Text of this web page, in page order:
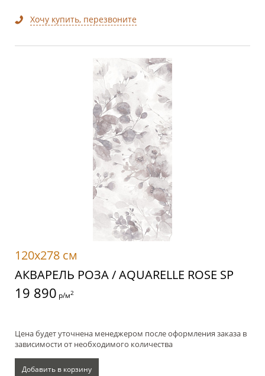
Хочу купить, перезвоните
120x278 см
АКВАРЕЛЬ РОЗА / AQUARELLE ROSE SP
19 890 р/м2
Цена будет уточнена менеджером после оформления заказа в
зависимости от необходимого количества
Добавить в корзину